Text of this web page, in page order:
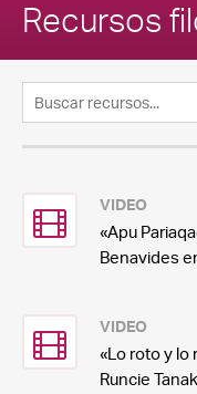
Recursos
VIDEO
«Apu
Benavides
VIDEO
«Lo roto y lo
Runcie